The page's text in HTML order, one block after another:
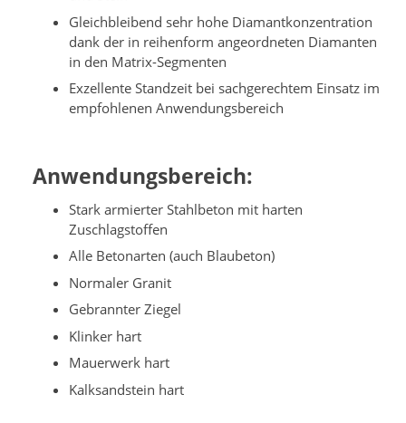
Gleichbleibend sehr hohe Diamantkonzentration
dank der in reihenform angeordneten Diamanten
in den Matrix-Segmenten
Exzellente Standzeit bei sachgerechtem Einsatz im
empfohlenen Anwendungsbereich
Anwendungsbereich:
Stark armierter Stahlbeton mit harten
Zuschlagstoffen
Alle Betonarten (auch Blaubeton)
Normaler Granit
Gebrannter Ziegel
Klinker hart
Mauerwerk hart
Kalksandstein hart